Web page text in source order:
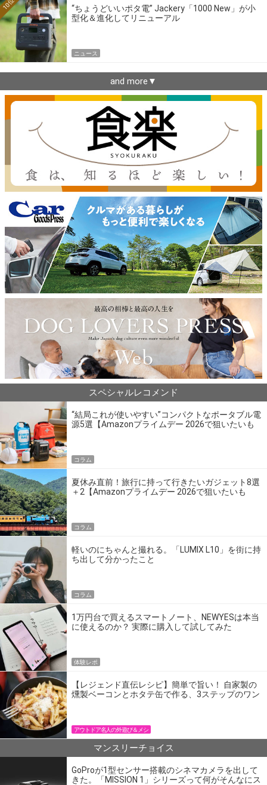
“ちょうどいいポタ電” Jackery「1000 New」が小
型化＆進化してリニューアル
10位
ニュース
and more▼
スペシャルレコメンド
“結局これが使いやすい”コンパクトなポータブル電
源5選【Amazonプライムデー 2026で狙いたいも
コラム
夏休み直前！旅行に持って行きたいガジェット8選
＋2【Amazonプライムデー 2026で狙いたいも
コラム
軽いのにちゃんと撮れる。「LUMIX L10」を街に持
ち出して分かったこと
コラム
1万円台で買えるスマートノート、NEWYESは本当
に使えるのか？ 実際に購入して試してみた
体験レポ
【レジェンド直伝レシピ】簡単で旨い！ 自家製の
燻製ベーコンとホタテ缶で作る、3ステップのワン
アウトドア名人の外遊び＆メシ
マンスリーチョイス
GoProが1型センサー搭載のシネマカメラを出して
きた。「MISSION 1」シリーズって何がそんなにス